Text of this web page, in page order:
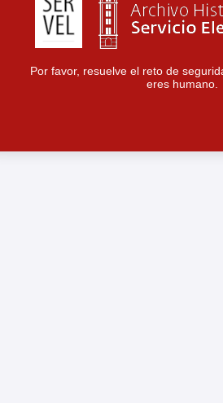
Por favor, resuelve el reto de
eres humano.